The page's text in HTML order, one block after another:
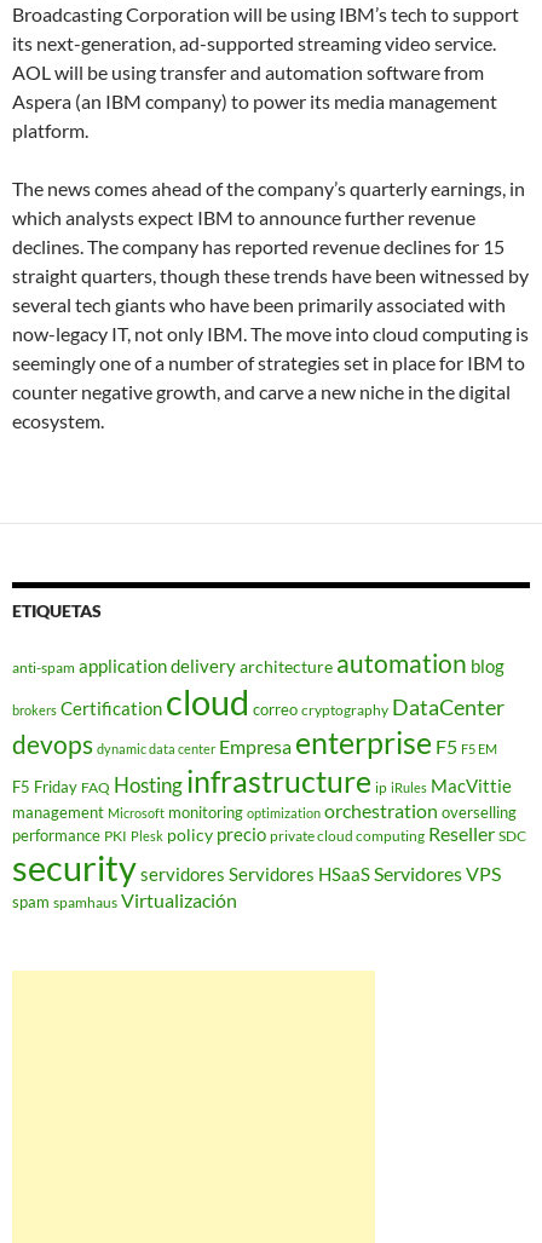
Broadcasting Corporation will be using IBM’s tech to support
its next-generation, ad-supported streaming video service.
AOL will be using transfer and automation software from
Aspera (an IBM company) to power its media management
platform.
The news comes ahead of the company’s quarterly earnings, in
which analysts expect IBM to announce further revenue
declines. The company has reported revenue declines for 15
straight quarters, though these trends have been witnessed by
several tech giants who have been primarily associated with
now-legacy IT, not only IBM. The move into cloud computing is
seemingly one of a number of strategies set in place for IBM to
counter negative growth, and carve a new niche in the digital
ecosystem.
ETIQUETAS
anti-spam application deliveryarchitecture automation blog
brokers Certification cloud correo cryptography DataCenter
devops dynamic data center Empresa enterprise F5 F5 EM
F5 Friday FAQ Hostinginfrastructure ip iRules MacVittie
management Microsoft monitoring optimization orchestration overselling
performance PKI Plesk policy precio private cloud computing Reseller SDC
securityservidores Servidores HSaaSServidores VPS
spam spamhaus Virtualización